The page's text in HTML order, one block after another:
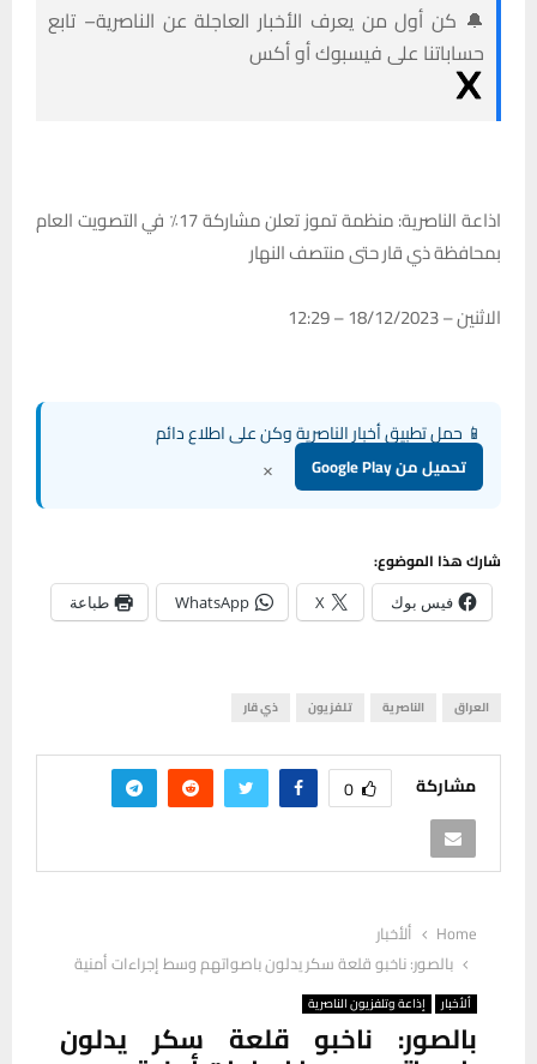
🔔 كن أول من يعرف الأخبار العاجلة عن الناصرية– تابع
حساباتنا على فيسبوك أو أكس
اذاعة الناصرية: منظمة تموز تعلن مشاركة 17٪ في التصويت العام
بمحافظة ذي قار حتى منتصف النهار
الاثنين – 18/12/2023 – 12:29
📱 حمل تطبيق أخبار الناصرية وكن على اطلاع دائم
تحميل من Google Play ×
شارك هذا الموضوع:
فيس بوك X
WhatsApp طباعة
العراق الناصرية تلفزيون ذي قار
مشاركة 0
Home
ألأخبار
ألأخبار إذاعة وتلفزيون الناصرية
‎‏بالصور: ناخبو قلعة سكر يدلون